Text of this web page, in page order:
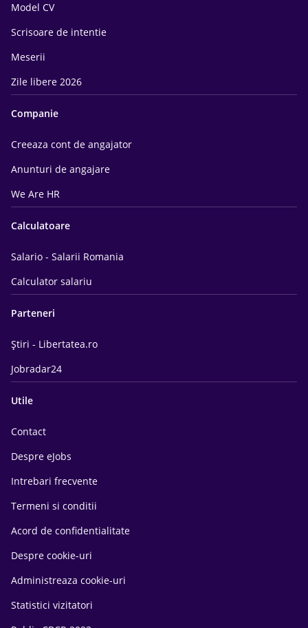
Model CV
Scrisoare de intentie
Meserii
Zile libere 2026
Companie
Creeaza cont de angajator
Anunturi de angajare
We Are HR
Calculatoare
Salario - Salarii Romania
Calculator salariu
Parteneri
Știri - Libertatea.ro
Jobradar24
Utile
Contact
Despre eJobs
Intrebari frecvente
Termeni si conditii
Acord de confidentialitate
Despre cookie-uri
Administreaza cookie-uri
Statistici vizitatori